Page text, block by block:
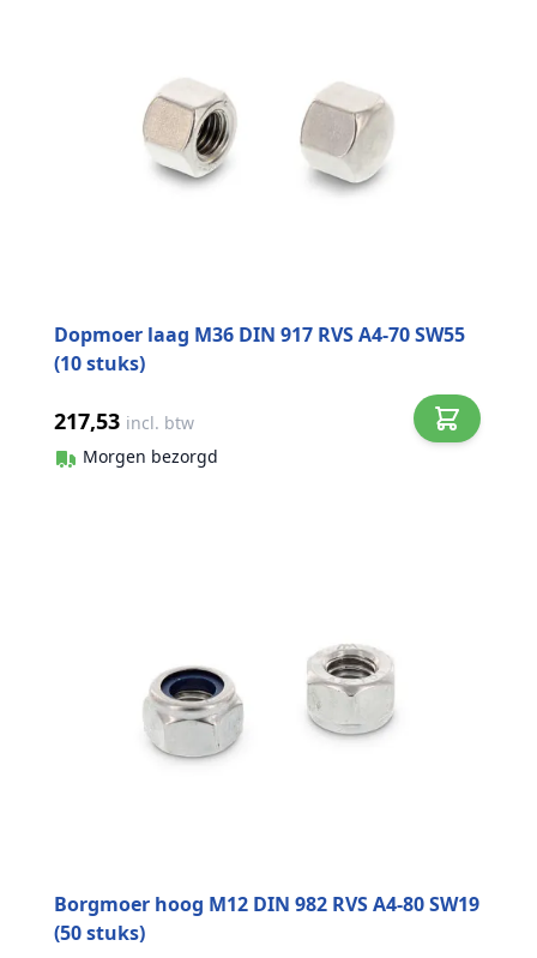
Dopmoer laag M36 DIN 917 RVS A4-70 SW55
(10 stuks)
217,53 incl. btw
Morgen bezorgd
Borgmoer hoog M12 DIN 982 RVS A4-80 SW19
(50 stuks)